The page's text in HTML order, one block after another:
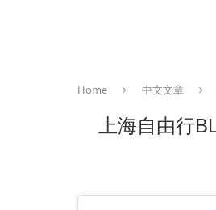
Home 中文文章
上海自由行